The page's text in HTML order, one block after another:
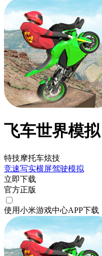
飞车世界模拟
特技摩托车炫技
竞速写实横屏驾驶模拟
立即下载
官方正版
使用小米游戏中心APP下载